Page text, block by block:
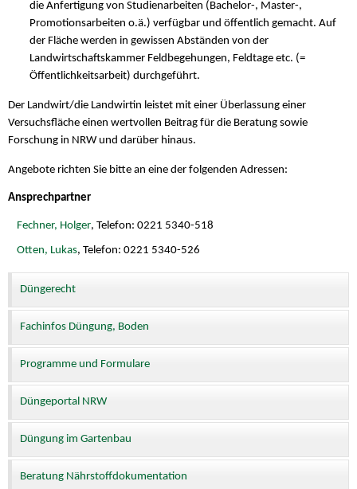
die Anfertigung von Studienarbeiten (Bachelor-, Master-,
Promotionsarbeiten o.ä.) verfügbar und öffentlich gemacht. Auf
der Fläche werden in gewissen Abständen von der
Landwirtschaftskammer Feldbegehungen, Feldtage etc. (=
Öffentlichkeitsarbeit) durchgeführt.
Der Landwirt/die Landwirtin leistet mit einer Überlassung einer
Versuchsfläche einen wertvollen Beitrag für die Beratung sowie
Forschung in NRW und darüber hinaus.
Angebote richten Sie bitte an eine der folgenden Adressen:
Ansprechpartner
Fechner, Holger, Telefon: 0221 5340-518
Otten, Lukas, Telefon: 0221 5340-526
Düngerecht
Fachinfos Düngung, Boden
Programme und Formulare
Düngeportal NRW
Düngung im Gartenbau
Beratung Nährstoffdokumentation